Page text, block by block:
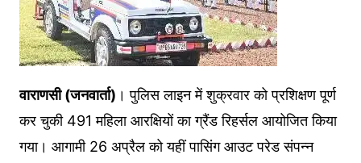
वाराणसी (जनवार्ता) । पुलिस लाइन में शुक्रवार को प्रशिक्षण पूर्ण
कर चुकी 491 महिला आरक्षियों का ग्रैंड रिहर्सल आयोजित किया
गया। आगामी 26 अप्रैल को यहीं पासिंग आउट परेड संपन्न